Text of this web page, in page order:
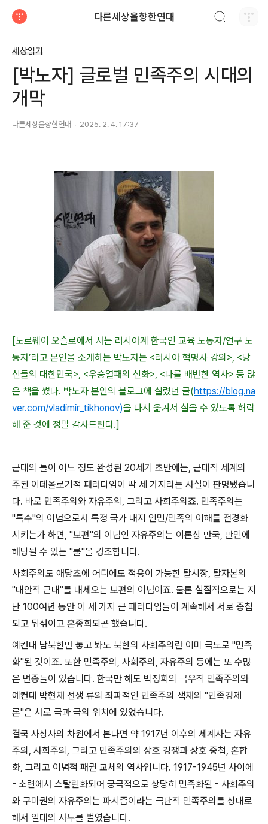
다른세상을향한연대
세상읽기
[박노자] 글로벌 민족주의 시대의
개막
다른세상을향한연대 2025. 2. 4. 17:37
[노르웨이 오슬로에서 사는 러시아계 한국인 교육 노동자/연구 노
동자’라고 본인을 소개하는 박노자는 <러시아 혁명사 강의>, <당
신들의 대한민국>, <우승열패의 신화>, <나를 배반한 역사> 등 많
은 책을 썼다. 박노자 본인의 블로그에 실렸던 글(https://blog.na
ver.com/vladimir_tikhonov)을 다시 옮겨서 실을 수 있도록 허락
해 준 것에 정말 감사드린다.]
근대의 틀이 어느 정도 완성된 20세기 초반에는, 근대적 세계의
주된 이데올로기적 패러다임이 딱 세 가지라는 사실이 판명됐습니
다. 바로 민족주의와 자유주의 , 그리고 사회주의죠. 민족주의는
"특수"의 이념으로서 특정 국가 내지 인민/민족의 이해를 전경화
시키는가 하면, "보편"의 이념인 자유주의는 이론상 만국, 만민에
해당될 수 있는 "룰"을 강조합니다.
사회주의도 애당초에 어디에도 적용이 가능한 탈시장, 탈자본의
"대안적 근대"를 내세오는 보편의 이념이죠. 물론 실질적으로는 지
난 100여년 동안 이 세 가지 큰 패러다임들이 계속해서 서로 중첩
되고 뒤섞이고 혼종화되곤 했습니다.
예컨대 남북한만 놓고 봐도 북한의 사회주의란 이미 극도로 "민족
화"된 것이죠. 또한 민족주의 , 사회주의 , 자유주의 등에는 또 수많
은 변종들이 있습니다. 한국만 해도 박정희의 극우적 민족주의와
예컨대 박현채 선생 류의 좌파적인 민족주의 색채의 "민족경제
론"은 서로 극과 극의 위치에 있었습니다.
결국 사상사의 차원에서 본다면 약 1917년 이후의 세계사는 자유
주의 , 사회주의 , 그리고 민족주의의 상호 경쟁과 상호 중첩, 혼합
화, 그리고 이념적 패권 교체의 역사입니다. 1917-1945년 사이에
- 소련에서 스탈린화되어 궁극적으로 상당히 민족화된 - 사회주의
와 구미권의 자유주의는 파시즘이라는 극단적 민족주의를 상대로
해서 일대의 사투를 벌였습니다.